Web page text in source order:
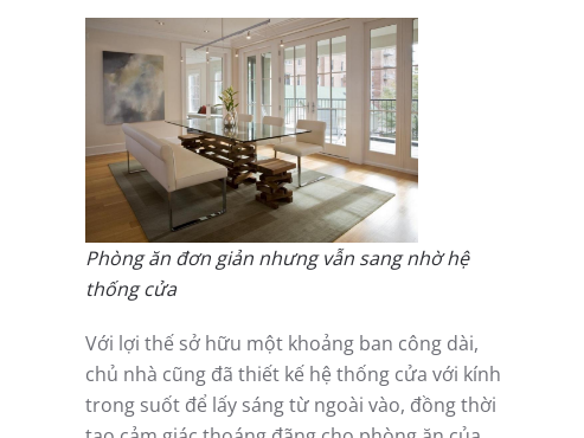
Phòng ăn đơn giản nhưng vẫn sang nhờ hệ
thống cửa
Với lợi thế sở hữu một khoảng ban công dài,
chủ nhà cũng đã thiết kế hệ thống cửa với kính
trong suốt để lấy sáng từ ngoài vào, đồng thời